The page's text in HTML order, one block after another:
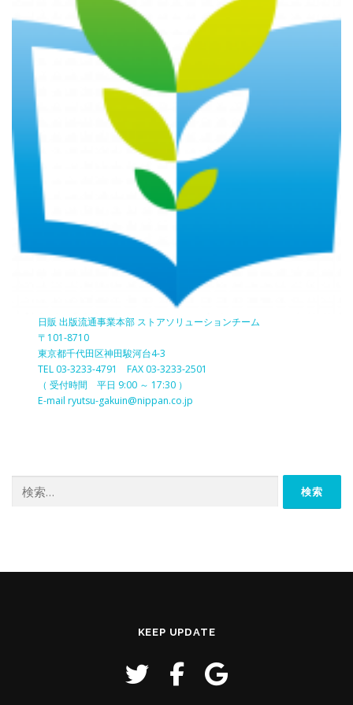
日販 出版流通事業本部 ストアソリューションチーム
〒101-8710
東京都千代田区神田駿河台4-3
TEL 03-3233-4791 FAX 03-3233-2501
（ 受付時間 平日 9:00 ～ 17:30 ）
E-mail ryutsu-gakuin@nippan.co.jp
索:
KEEP UPDATE